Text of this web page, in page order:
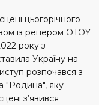
цьогорічного
із репером OTOY
року з
Україну на
розпочався з
"Родина", яку
з’явився